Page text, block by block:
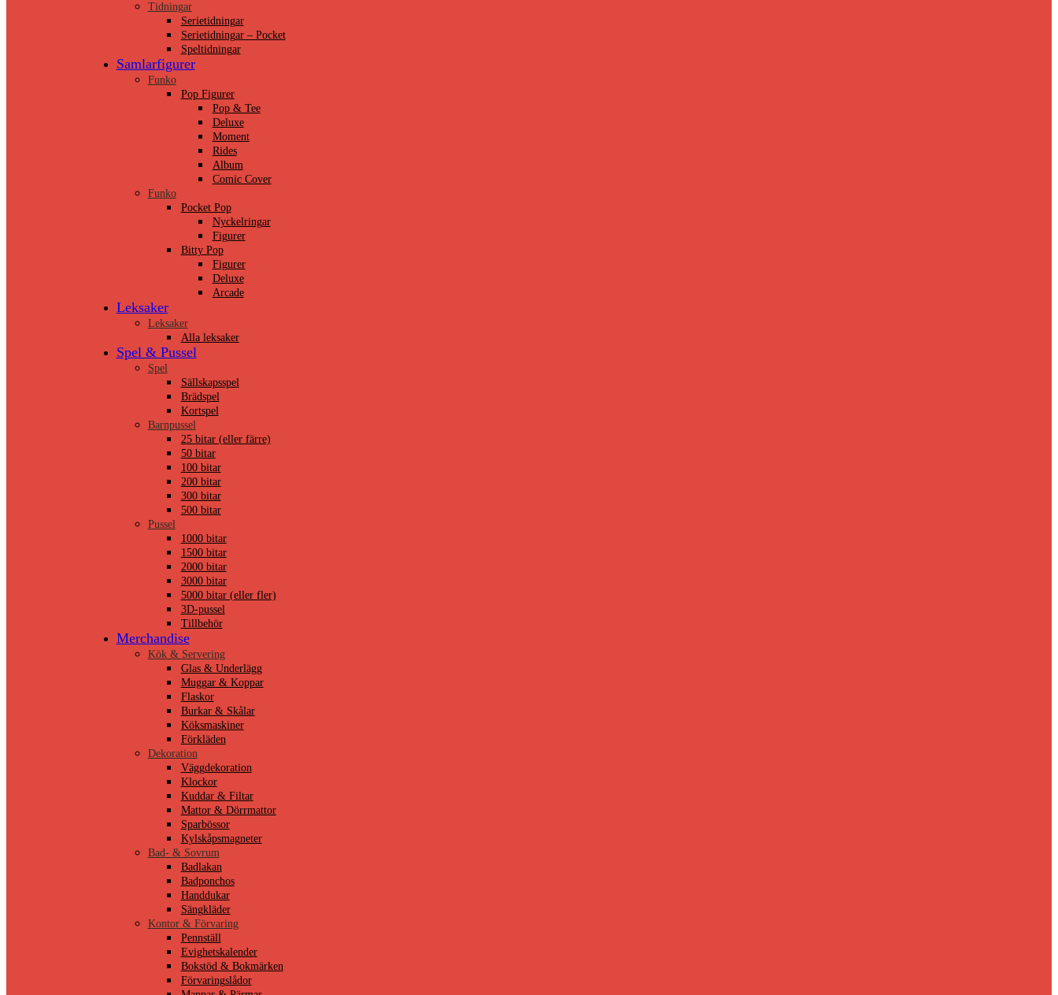
Tidningar
Serietidningar
Serietidningar – Pocket
Speltidningar
Samlarfigurer
Funko
Pop Figurer
Pop & Tee
Deluxe
Moment
Rides
Album
Comic Cover
Funko
Pocket Pop
Nyckelringar
Figurer
Bitty Pop
Figurer
Deluxe
Arcade
Leksaker
Leksaker
Alla leksaker
Spel & Pussel
Spel
Sällskapsspel
Brädspel
Kortspel
Barnpussel
25 bitar (eller färre)
50 bitar
100 bitar
200 bitar
300 bitar
500 bitar
Pussel
1000 bitar
1500 bitar
2000 bitar
3000 bitar
5000 bitar (eller fler)
3D-pussel
Tillbehör
Merchandise
Kök & Servering
Glas & Underlägg
Muggar & Koppar
Flaskor
Burkar & Skålar
Köksmaskiner
Förkläden
Dekoration
Väggdekoration
Klockor
Kuddar & Filtar
Mattor & Dörrmattor
Sparbössor
Kylskåpsmagneter
Bad- & Sovrum
Badlakan
Badponchos
Handdukar
Sängkläder
Kontor & Förvaring
Pennställ
Evighetskalender
Bokstöd & Bokmärken
Förvaringslådor